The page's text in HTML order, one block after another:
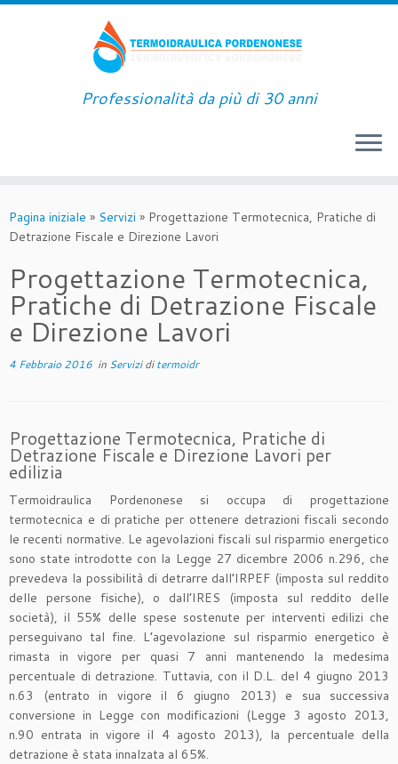
Passa
Professionalità da più di 30 anni
Pagina iniziale » Servizi » Progettazione Termotecnica, Pratiche di
Detrazione Fiscale e Direzione Lavori
Progettazione Termotecnica,
Pratiche di Detrazione Fiscale
e Direzione Lavori
4 Febbraio 2016 in Serviziditermoidr
Progettazione Termotecnica, Pratiche di
Detrazione Fiscale e Direzione Lavori per
edilizia
Termoidraulica Pordenonese si occupa di progettazione
termotecnica e di pratiche per ottenere detrazioni fiscali secondo
le recenti normative. Le agevolazioni fiscali sul risparmio energetico
sono state introdotte con la Legge 27 dicembre 2006 n.296, che
prevedeva la possibilità di detrarre dall’IRPEF (imposta sul reddito
delle persone fisiche), o dall’IRES (imposta sul reddito delle
società), il 55% delle spese sostenute per interventi edilizi che
perseguivano tal fine. L’agevolazione sul risparmio energetico è
rimasta in vigore per quasi 7 anni mantenendo la medesima
percentuale di detrazione. Tuttavia, con il D.L. del 4 giugno 2013
n.63 (entrato in vigore il 6 giugno 2013) e sua successiva
conversione in Legge con modificazioni (Legge 3 agosto 2013,
n.90 entrata in vigore il 4 agosto 2013), la percentuale della
detrazione è stata innalzata al 65%.